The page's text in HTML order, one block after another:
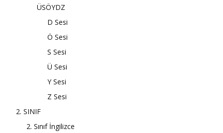
ÜSÖYDZ
D Sesi
Ö Sesi
S Sesi
Ü Sesi
Y Sesi
Z Sesi
2. SINIF
2. Sınıf İngilizce